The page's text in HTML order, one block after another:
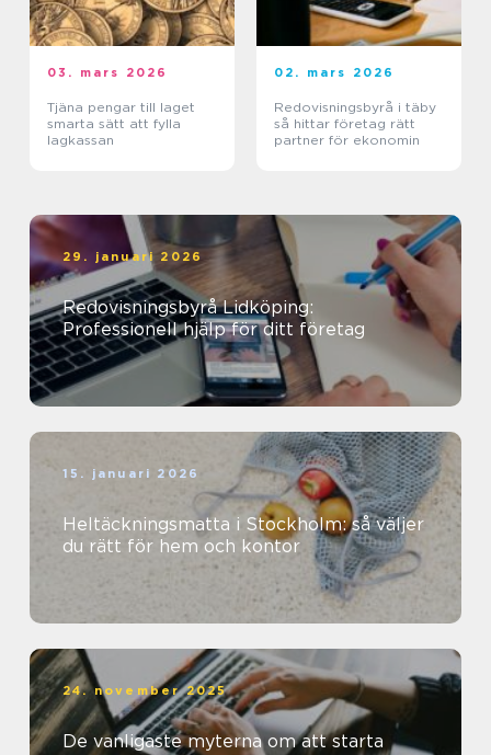
03. mars 2026
Tjäna pengar till laget
smarta sätt att fylla
lagkassan
02. mars 2026
Redovisningsbyrå i täby
så hittar företag rätt
partner för ekonomin
29. januari 2026
Redovisningsbyrå Lidköping:
Professionell hjälp för ditt företag
15. januari 2026
Heltäckningsmatta i Stockholm: så väljer
du rätt för hem och kontor
24. november 2025
De vanligaste myterna om att starta